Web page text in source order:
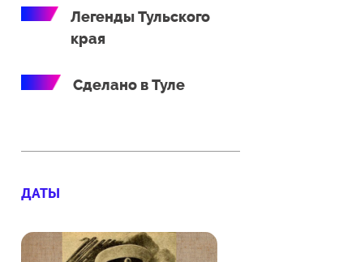
Легенды Тульского
края
Сделано в Туле
ДАТЫ